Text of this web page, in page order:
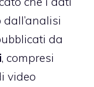
da
, compresi
video